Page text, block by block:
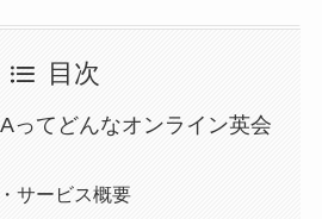
目次
ってどんなオンライン英会
サービス概要